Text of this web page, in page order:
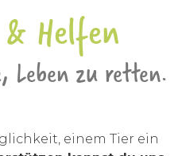
Helfen
Leben zu retten.
einem Tier ein